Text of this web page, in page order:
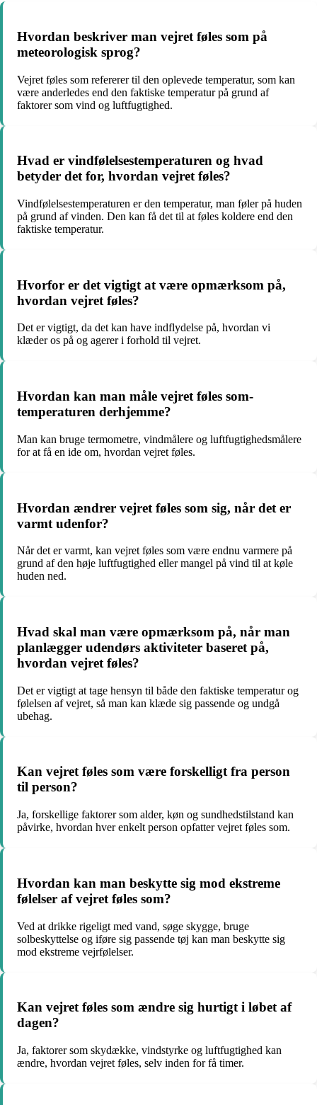
Hvordan beskriver man vejret føles som på
meteorologisk sprog?
Vejret føles som refererer til den oplevede temperatur, som kan
være anderledes end den faktiske temperatur på grund af
faktorer som vind og luftfugtighed.
Hvad er vindfølelsestemperaturen og hvad
betyder det for, hvordan vejret føles?
Vindfølelsestemperaturen er den temperatur, man føler på huden
på grund af vinden. Den kan få det til at føles koldere end den
faktiske temperatur.
Hvorfor er det vigtigt at være opmærksom på,
hvordan vejret føles?
Det er vigtigt, da det kan have indflydelse på, hvordan vi
klæder os på og agerer i forhold til vejret.
Hvordan kan man måle vejret føles som-
temperaturen derhjemme?
Man kan bruge termometre, vindmålere og luftfugtighedsmålere
for at få en ide om, hvordan vejret føles.
Hvordan ændrer vejret føles som sig, når det er
varmt udenfor?
Når det er varmt, kan vejret føles som være endnu varmere på
grund af den høje luftfugtighed eller mangel på vind til at køle
huden ned.
Hvad skal man være opmærksom på, når man
planlægger udendørs aktiviteter baseret på,
hvordan vejret føles?
Det er vigtigt at tage hensyn til både den faktiske temperatur og
følelsen af vejret, så man kan klæde sig passende og undgå
ubehag.
Kan vejret føles som være forskelligt fra person
til person?
Ja, forskellige faktorer som alder, køn og sundhedstilstand kan
påvirke, hvordan hver enkelt person opfatter vejret føles som.
Hvordan kan man beskytte sig mod ekstreme
følelser af vejret føles som?
Ved at drikke rigeligt med vand, søge skygge, bruge
solbeskyttelse og iføre sig passende tøj kan man beskytte sig
mod ekstreme vejrfølelser.
Kan vejret føles som ændre sig hurtigt i løbet af
dagen?
Ja, faktorer som skydække, vindstyrke og luftfugtighed kan
ændre, hvordan vejret føles, selv inden for få timer.